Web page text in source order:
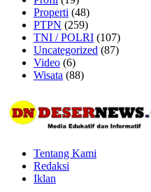
Properti (48)
PTPN (259)
TNI / POLRI (107)
Uncategorized (87)
Video (6)
Wisata (88)
Tentang Kami
Redaksi
Iklan